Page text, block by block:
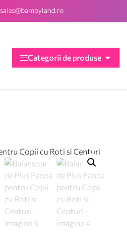
sales@bambyland.ro
Categorii de produse